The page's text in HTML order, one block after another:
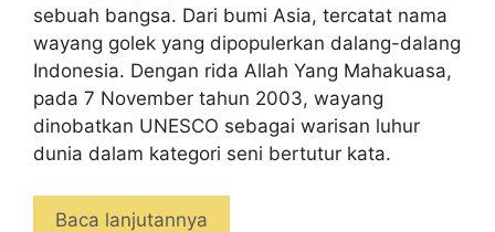
sebuah bangsa. Dari bumi Asia, tercatat nama
wayang golek yang dipopulerkan dalang-dalang
Indonesia. Dengan rida Allah Yang Mahakuasa,
pada 7 November tahun 2003, wayang
dinobatkan UNESCO sebagai warisan luhur
dunia dalam kategori seni bertutur kata.
Baca lanjutannya